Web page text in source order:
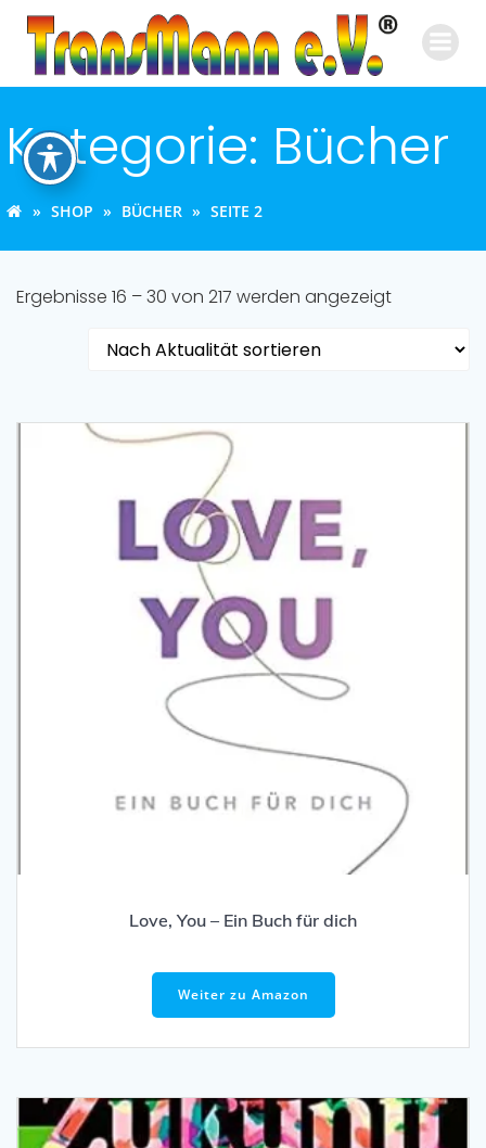
Inhalt
springen
Kategorie: Bücher
SHOP BÜCHER SEITE 2
Ergebnisse 16 – 30 von 217 werden angezeigtNach
Love, You – Ein Buch für dich
Weiter zu Amazon